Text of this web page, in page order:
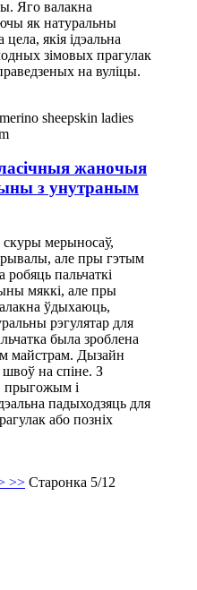
Яго валакна
як натуральны
якія ідэальна
зімовых прагулак
на вуліцы.
жаночыя
з унутраным
мерыносаў,
але пры гэтым
робяць пальчаткі
мяккі, але пры
ўдыхаюць,
рэгулятар для
была зроблена
майстрам. Дызайн
на спіне. З
прыгожым і
падыходзяць для
або позніх
>> Старонка 5/12